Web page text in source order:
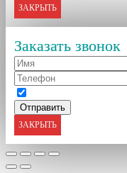
ЗАКРЫТЬ
Заказать звонок
ЗАКРЫТЬ